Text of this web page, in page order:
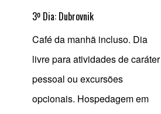
3º Dia: Dubrovnik
Café da manhã incluso. Dia
livre para atividades de caráter
pessoal ou excursões
opcionais. Hospedagem em